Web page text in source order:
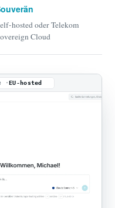
hosted oder Telekom
Cloud
·EU-hosted